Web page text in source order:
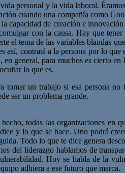
personal y la vida laboral.
cuando una compañía como
capacidad de creación e
con la causa. Hay que
tema de las variables blandas
así, contratá a la persona por lo
general, para muchos es cierto
lo que es.
un trabajo si esa persona
ser un problema grande.
todas las organizaciones en
y lo que se hace. Uno podrá
Todo lo que te dice genera
del liderazgo hablamos de
Hoy se habla de la
adhiera a ese futuro que marca.